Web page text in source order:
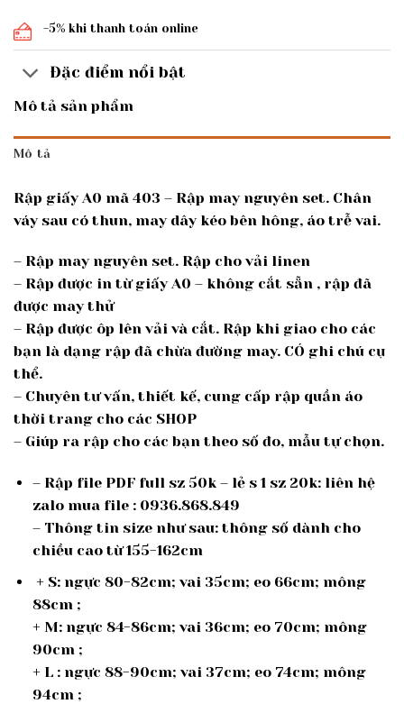
-5% khi thanh toán online
Đặc điểm nổi bật
Mô tả sản phẩm
Mô tả
Rập giấy A0 mã 403 – Rập may nguyên set. Chân
váy sau có thun, may dây kéo bên hông, áo trễ vai.
– Rập may nguyên set. Rập cho vải linen
– Rập được in từ giấy A0 – không cắt sẵn , rập đã
được may thử
– Rập được ôp lên vải và cắt. Rập khi giao cho các
bạn là dạng rập đã chừa đường may. CÓ ghi chú cụ
thể.
– Chuyên tư vấn, thiết kế, cung cấp rập quần áo
thời trang cho các SHOP
– Giúp ra rập cho các bạn theo số đo, mẫu tự chọn.
– Rập file PDF full sz 50k – lẻ s 1 sz 20k: liên hệ
zalo mua file : 0936.868.849
– Thông tin size như sau: thông số dành cho
chiều cao từ 155-162cm
+ S: ngực 80-82cm; vai 35cm; eo 66cm; mông
88cm ;
+ M: ngực 84-86cm; vai 36cm; eo 70cm; mông
90cm ;
+ L : ngực 88-90cm; vai 37cm; eo 74cm; mông
94cm ;